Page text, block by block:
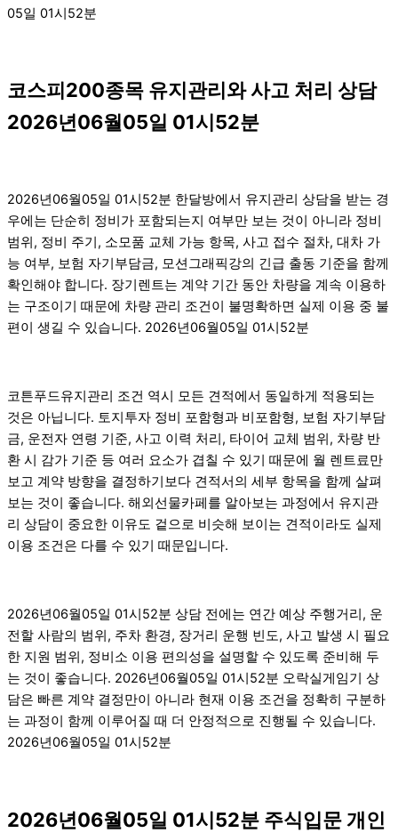
05일 01시52분
코스피200종목 유지관리와 사고 처리 상담
2026년06월05일 01시52분
2026년06월05일 01시52분 한달방에서 유지관리 상담을 받는 경
우에는 단순히 정비가 포함되는지 여부만 보는 것이 아니라 정비
범위, 정비 주기, 소모품 교체 가능 항목, 사고 접수 절차, 대차 가
능 여부, 보험 자기부담금, 모션그래픽강의 긴급 출동 기준을 함께
확인해야 합니다. 장기렌트는 계약 기간 동안 차량을 계속 이용하
는 구조이기 때문에 차량 관리 조건이 불명확하면 실제 이용 중 불
편이 생길 수 있습니다. 2026년06월05일 01시52분
코튼푸드유지관리 조건 역시 모든 견적에서 동일하게 적용되는
것은 아닙니다. 토지투자 정비 포함형과 비포함형, 보험 자기부담
금, 운전자 연령 기준, 사고 이력 처리, 타이어 교체 범위, 차량 반
환 시 감가 기준 등 여러 요소가 겹칠 수 있기 때문에 월 렌트료만
보고 계약 방향을 결정하기보다 견적서의 세부 항목을 함께 살펴
보는 것이 좋습니다. 해외선물카페를 알아보는 과정에서 유지관
리 상담이 중요한 이유도 겉으로 비슷해 보이는 견적이라도 실제
이용 조건은 다를 수 있기 때문입니다.
2026년06월05일 01시52분 상담 전에는 연간 예상 주행거리, 운
전할 사람의 범위, 주차 환경, 장거리 운행 빈도, 사고 발생 시 필요
한 지원 범위, 정비소 이용 편의성을 설명할 수 있도록 준비해 두
는 것이 좋습니다. 2026년06월05일 01시52분 오락실게임기 상
담은 빠른 계약 결정만이 아니라 현재 이용 조건을 정확히 구분하
는 과정이 함께 이루어질 때 더 안정적으로 진행될 수 있습니다.
2026년06월05일 01시52분
2026년06월05일 01시52분 주식입문 개인